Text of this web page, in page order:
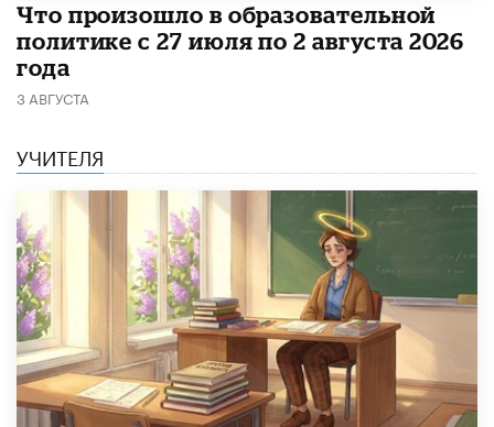
​Что произошло в образовательной
политике с 27 июля по 2 августа 2026
года
3 АВГУСТА
УЧИТЕЛЯ